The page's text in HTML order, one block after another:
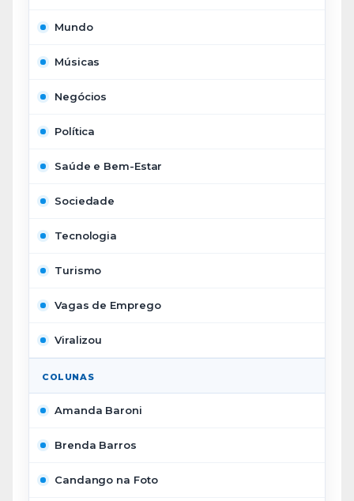
Mundo
Músicas
Negócios
Política
Saúde e Bem-Estar
Sociedade
Tecnologia
Turismo
Vagas de Emprego
Viralizou
COLUNAS
Amanda Baroni
Brenda Barros
Candango na Foto